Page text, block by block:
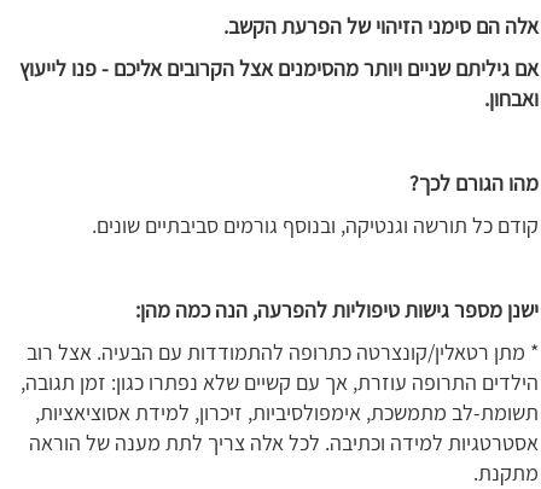
אלה הם סימני הזיהוי של הפרעת הקשב.
אם גיליתם שניים ויותר מהסימנים אצל הקרובים אליכם - פנו לייעוץ
ואבחון.
מהו הגורם לכך?
קודם כל תורשה וגנטיקה, ובנוסף גורמים סביבתיים שונים.
ישנן מספר גישות טיפוליות להפרעה, הנה כמה מהן:
* מתן רטאלין/קונצרטה כתרופה להתמודדות עם הבעיה. אצל רוב
הילדים התרופה עוזרת, אך עם קשיים שלא נפתרו כגון: זמן תגובה,
תשומת-לב מתמשכת, אימפולסיביות, זיכרון, למידת אסוציאציות,
אסטרטגיות למידה וכתיבה. לכל אלה צריך לתת מענה של הוראה
מתקנת.